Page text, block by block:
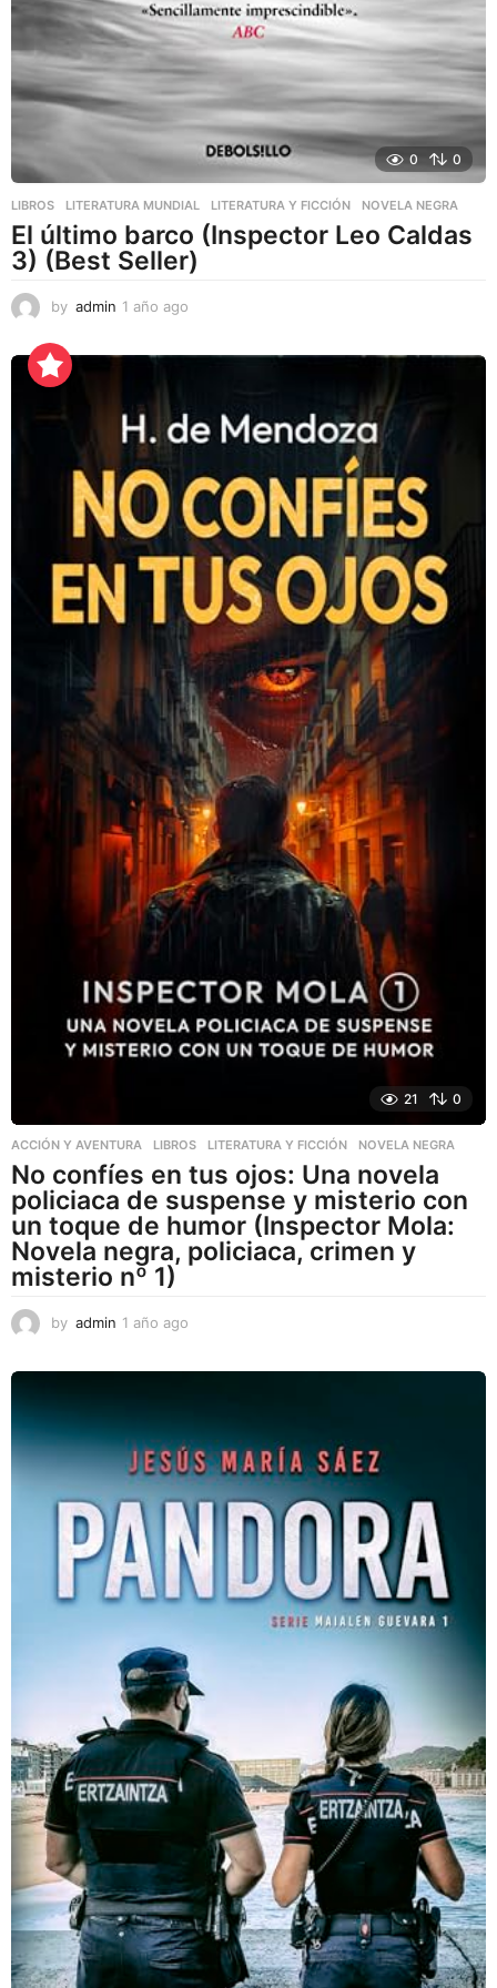
0 0
LIBROS ,LITERATURA MUNDIAL ,LITERATURA Y FICCIÓN NOVELA NEGRA
El último barco (Inspector Leo Caldas
3) (Best Seller)
by admin 1 año ago
o
21 0
ACCIÓN Y AVENTURA ,LIBROS ,LITERATURA Y FICCIÓN NOVELA NEGRA
No confíes en tus ojos: Una novela
policiaca de suspense y misterio con
un toque de humor (Inspector Mola:
Novela negra, policiaca, crimen y
misterio nº 1)
by admin 1 año ago
o